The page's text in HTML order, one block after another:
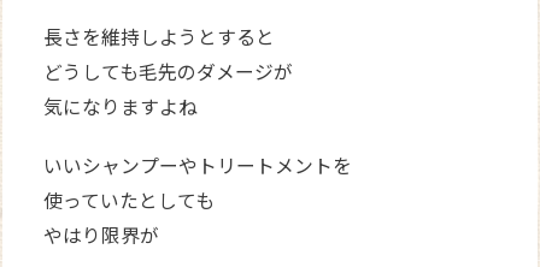
長さを維持しようとすると
どうしても毛先のダメージが
気になりますよね
いいシャンプーやトリートメントを
使っていたとしても
やはり限界が